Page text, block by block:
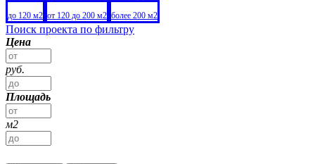
до 120 м2 от 120 до 200 м2 более 200 м2
Поиск проекта по фильтру
Цена
руб.
Площадь
м2